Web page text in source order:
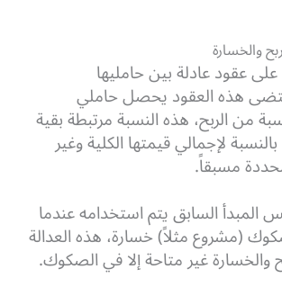
عقود عادلة بين حامليها
هذه العقود يحصل حاملي
من الربح، هذه النسبة مرتبطة بقية
لإجمالي قيمتها الكلية وغير
مسبقاً.
المبدأ السابق يتم استخدامه عندما
(مشروع مثلاً) خسارة، هذه العدالة
والخسارة غير متاحة إلا في الصكوك.